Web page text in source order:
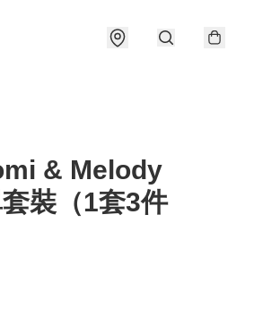
& Melody
裝（1套3件